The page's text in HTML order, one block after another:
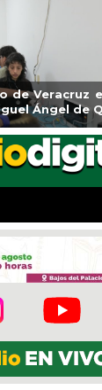
el
de Quevedo